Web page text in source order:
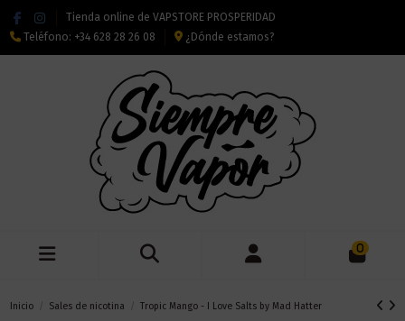
Tienda online de VAPSTORE PROSPERIDAD
Teléfono: +34 628 28 26 08 ¿Dónde estamos?
0
Inicio Sales de nicotina Tropic Mango - I Love Salts by Mad Hatter